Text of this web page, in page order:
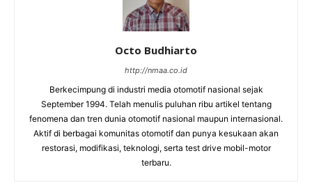
Octo Budhiarto
http://nmaa.co.id
Berkecimpung di industri media otomotif nasional sejak
September 1994. Telah menulis puluhan ribu artikel tentang
fenomena dan tren dunia otomotif nasional maupun internasional.
Aktif di berbagai komunitas otomotif dan punya kesukaan akan
restorasi, modifikasi, teknologi, serta test drive mobil-motor
terbaru.